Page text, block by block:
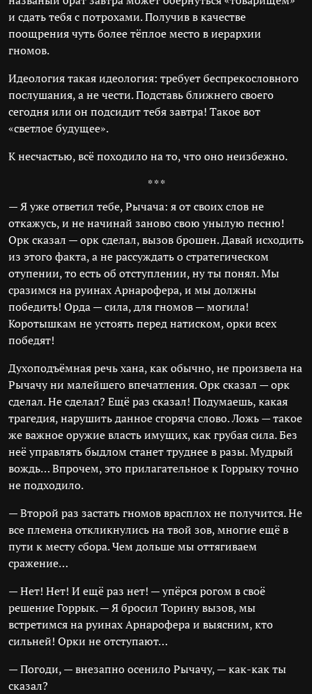
и сдать тебя с потрохами. Получив в качестве
поощрения чуть более тёплое место в иерархии
гномов.
Идеология такая идеология: требует беспрекословного
послушания, а не чести. Подставь ближнего своего
сегодня или он подсидит тебя завтра! Такое вот
«светлое будущее».
К несчастью, всё походило на то, что оно неизбежно.
* * *
— Я уже ответил тебе, Рычача: я от своих слов не
откажусь, и не начинай заново свою унылую песню!
Орк сказал — орк сделал, вызов брошен. Давай исходить
из этого факта, а не рассуждать о стратегическом
отупении, то есть об отступлении, ну ты понял. Мы
сразимся на руинах Арнарофера, и мы должны
победить! Орда — сила, для гномов — могила!
Коротышкам не устоять перед натиском, орки всех
победят!
Духоподъёмная речь хана, как обычно, не произвела на
Рычачу ни малейшего впечатления. Орк сказал — орк
сделал. Не сделал? Ещё раз сказал! Подумаешь, какая
трагедия, нарушить данное сгоряча слово. Ложь — такое
же важное оружие власть имущих, как грубая сила. Без
неё управлять быдлом станет труднее в разы. Мудрый
вождь… Впрочем, это прилагательное к Горрыку точно
не подходило.
— Второй раз застать гномов врасплох не получится. Не
все племена откликнулись на твой зов, многие ещё в
пути к месту сбора. Чем дольше мы оттягиваем
сражение…
— Нет! Нет! И ещё раз нет! — упёрся рогом в своё
решение Горрык. — Я бросил Торину вызов, мы
встретимся на руинах Арнарофера и выясним, кто
сильней! Орки не отступают…
— Погоди, — внезапно осенило Рычачу, — как-как ты
сказал?